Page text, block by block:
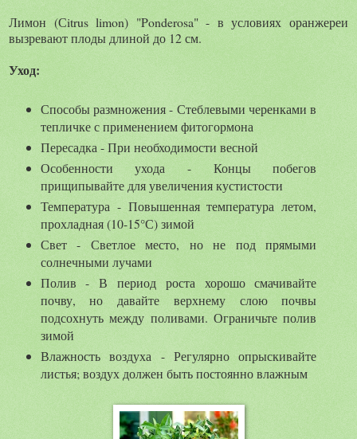
Лимон (Сitrus limon) "Ponderosa" - в условиях оранжереи
вызревают плоды длиной до 12 см.
Уход:
Способы размножения - Стеблевыми черенками в
тепличке с применением фитогормона
Пересадка - При необходимости весной
Особенности ухода - Концы побегов
прищипывайте для увеличения кустистости
Температура - Повышенная температура летом,
прохладная (10-15°С) зимой
Свет - Светлое место, но не под прямыми
солнечными лучами
Полив - В период роста хорошо смачивайте
почву, но давайте верхнему слою почвы
подсохнуть между поливами. Ограничьте полив
зимой
Влажность воздуха - Регулярно опрыскивайте
листья; воздух должен быть постоянно влажным